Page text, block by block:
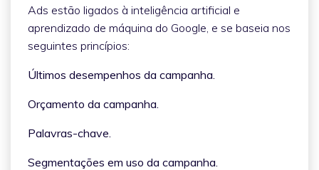
Ads estão ligados à inteligência artificial e
aprendizado de máquina do Google, e se baseia nos
seguintes princípios:
Últimos desempenhos da campanha.
Orçamento da campanha.
Palavras-chave.
Segmentações em uso da campanha.